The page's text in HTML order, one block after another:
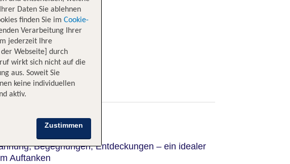
Bewertungen
Begegnungen, Entdeckungen – ein idealer
Auftanken
Daten Sie ablehnen
finden Sie im Cookie-
Verarbeitung Ihrer
jederzeit Ihre
Webseite] durch
wirkt sich nicht auf die
aus. Soweit Sie
keine individuellen
aktiv.
Zustimmen